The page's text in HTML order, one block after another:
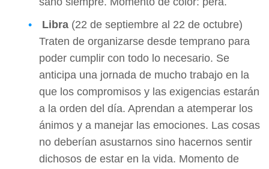
Libra (22 de septiembre al 22 de octubre)
Traten de organizarse desde temprano para
poder cumplir con todo lo necesario. Se
anticipa una jornada de mucho trabajo en la
que los compromisos y las exigencias estarán
a la orden del día. Aprendan a atemperar los
ánimos y a manejar las emociones. Las cosas
no deberían asustarnos sino hacernos sentir
dichosos de estar en la vida. Momento de